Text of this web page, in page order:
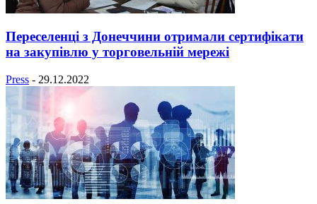
Переселенці з Донеччини отримали сертифікати
на закупівлю у торговельній мережі
Press - 29.12.2022